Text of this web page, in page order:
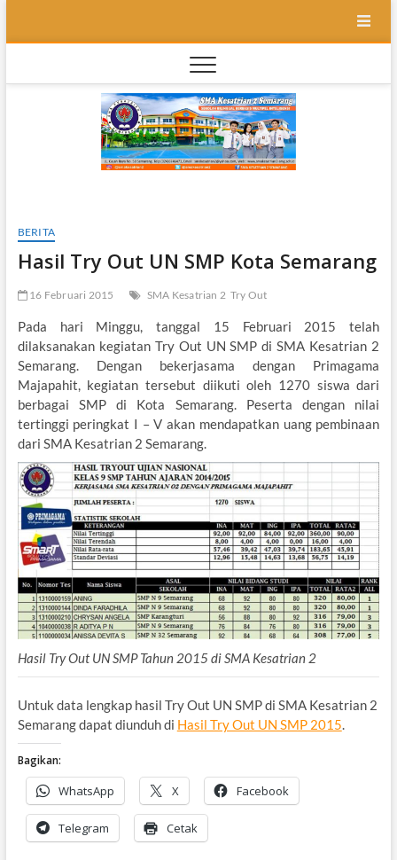
content
SMA
SEKOLAH
BILINGUAL
BERBASIS
MULTIPEL
BERITA
Hasil Try Out UN SMP Kota Semarang
16 Februari 2015 SMA Kesatrian 2 Try Out
Pada hari Minggu, tanggal 15 Februari 2015 telah
dilaksanakan kegiatan Try Out UN SMP di SMA Kesatrian 2
Semarang. Dengan bekerjasama dengan Primagama
Majapahit, kegiatan tersebut diikuti oleh 1270 siswa dari
berbagai SMP di Kota Semarang. Peserta dengan nilai
tertinggi peringkat I – V akan mendapatkan uang pembinaan
dari SMA Kesatrian 2 Semarang.
Hasil Try Out UN SMP Tahun 2015 di SMA Kesatrian 2
Untuk data lengkap hasil Try Out UN SMP di SMA Kesatrian 2
Semarang dapat diunduh di Hasil Try Out UN SMP 2015.
Bagikan:
WhatsApp X Facebook
Telegram Cetak